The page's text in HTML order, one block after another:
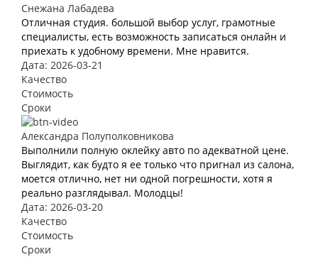
Снежана Лабадева
Отличная студия. большой выбор услуг, грамотные
специалисты, есть возможность записаться онлайн и
приехать к удобному времени. Мне нравится.
Дата: 2026-03-21
Качество
Стоимость
Сроки
Александра Полуполковникова
Выполнили полную оклейку авто по адекватной цене.
Выглядит, как будто я ее только что пригнал из салона,
моется отлично, нет ни одной погрешности, хотя я
реально разглядывал. Молодцы!
Дата: 2026-03-20
Качество
Стоимость
Сроки